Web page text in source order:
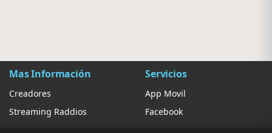
Mas Información
Creadores
Streaming Raddios
Servicios
App Movil
Facebook